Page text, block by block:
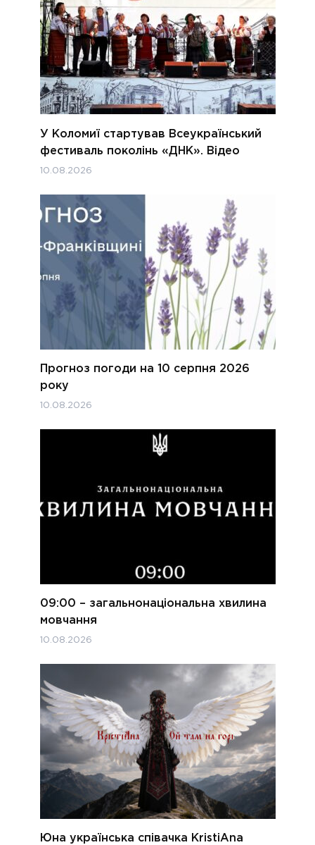
У Коломиї стартував Всеукраїнський
фестиваль поколінь «ДНК». Відео
10.08.2026
Прогноз погоди на 10 серпня 2026
року
10.08.2026
09:00 – загальнонаціональна хвилина
мовчання
10.08.2026
Юна українська співачка KristiAna